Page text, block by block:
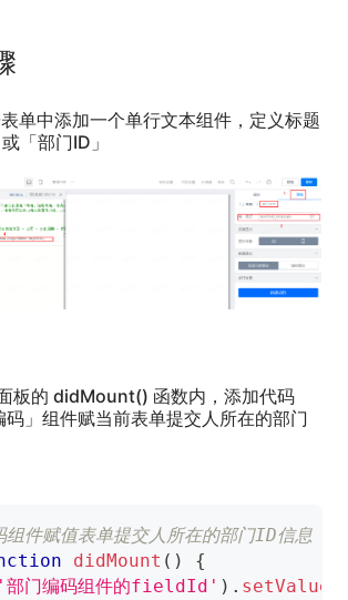
单中添加一个单行文本组件，定义标题
「部门ID」
板的 didMount() 函数内，添加代码
」组件赋当前表单提交人所在的部门
件赋值表单提交人所在的部门ID信息
didMount ( )
{
'部门编码组件的fieldId' ) . setValue